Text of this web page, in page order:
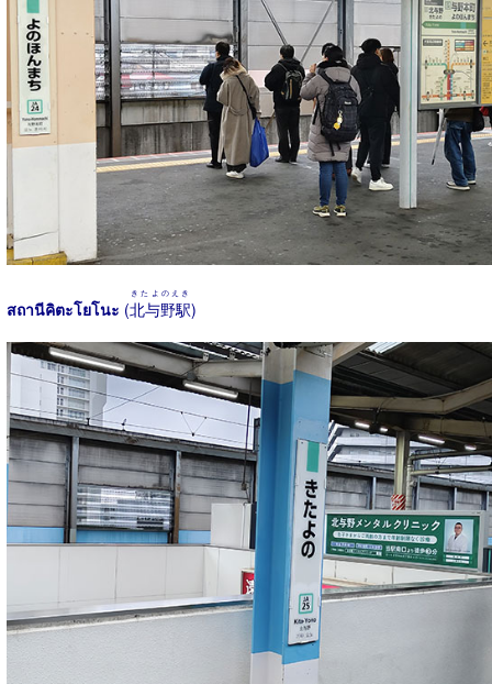
สถานีคิตะโยโนะ (北与野駅
きたよのえき
)